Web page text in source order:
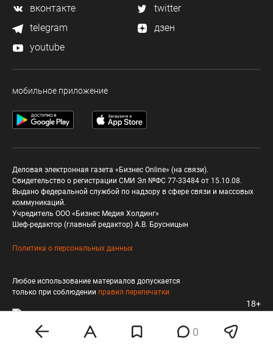
0
вконтакте
twitter
telegram
дзен
youtube
мобильное приложение
Деловая электронная газета «Бизнес Online» (на связи).
Свидетельство о регистрации СМИ Эл №ФС 77-33484 от 15.10.08.
Выдано федеральной службой по надзору в сфере связи и массовых
коммуникаций.
Учредитель ООО «Бизнес Медия Холдинг»
Шеф-редактор (главный редактор) А.В. Брусницын
Политика о персональных данных
Любое использование материалов допускается
только при соблюдении правил перепечатки
18+